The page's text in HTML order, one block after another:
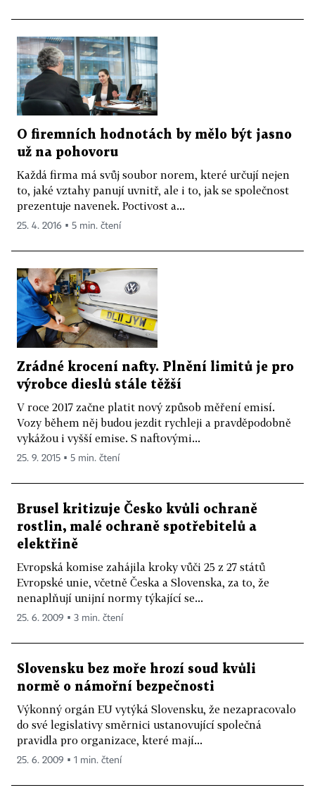
O firemních hodnotách by mělo být jasno
už na pohovoru
Každá firma má svůj soubor norem, které určují nejen
to, jaké vztahy panují uvnitř, ale i to, jak se společnost
prezentuje navenek. Poctivost a...
25. 4. 2016 ▪ 5 min. čtení
Zrádné krocení nafty. Plnění limitů je pro
výrobce dieslů stále těžší
V roce 2017 začne platit nový způsob měření emisí.
Vozy během něj budou jezdit rychleji a pravděpodobně
vykážou i vyšší emise. S naftovými...
25. 9. 2015 ▪ 5 min. čtení
Brusel kritizuje Česko kvůli ochraně
rostlin, malé ochraně spotřebitelů a
elektřině
Evropská komise zahájila kroky vůči 25 z 27 států
Evropské unie, včetně Česka a Slovenska, za to, že
nenaplňují unijní normy týkající se...
25. 6. 2009 ▪ 3 min. čtení
Slovensku bez moře hrozí soud kvůli
normě o námořní bezpečnosti
Výkonný orgán EU vytýká Slovensku, že nezapracovalo
do své legislativy směrnici ustanovující společná
pravidla pro organizace, které mají...
25. 6. 2009 ▪ 1 min. čtení